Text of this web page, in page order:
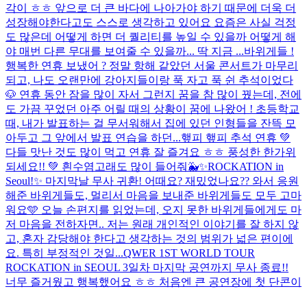
각이 ㅎㅎ 앞으로 더 큰 바다에 나아가야 하기 때문에 더욱 더
성장해야한다고도 스스로 생각하고 있어요 요즘은 사실 걱정
도 많은데 어떻게 하면 더 퀄리티를 높일 수 있을까 어떻게 해
야 매번 다른 무대를 보여줄 수 있을까... 딱 지금 ...바위게들 !
행복한 연휴 보냈어 ? 정말 항해 같았던 서울 콘서트가 마무리
되고, 나도 오랜만에 강아지들이랑 푹 자고 푹 쉰 추석이었다
🐶 연휴 동안 잠을 많이 자서 그런지 꿈을 참 많이 꿨는데, 전에
도 가끔 꾸었던 아주 어릴 때의 상황이 꿈에 나왔어 ! 초등학교
때, 내가 발표하는 걸 무서워해서 집에 있던 인형들을 잔뜩 모
아두고 그 앞에서 발표 연습을 하던...햎피 햎피 추석 연휴 💚
다들 맛난 것도 많이 먹고 연휴 잘 즐겨요 ㅎㅎ 풍성한 한가위
되세요!! 💚 흰수염고래도 많이 들어줘🐳✨ROCKATION in
Seoul!✨ 마지막날 무사 귀환! 어때요? 재밌었나요?? 와서 응원
해준 바위게들도, 멀리서 마음을 보내준 바위게들도 모두 고마
워요🩵 오늘 손편지를 읽었는데, 오지 못한 바위게들에게도 마
저 마음을 전하자면.. 저는 원래 개인적인 이야기를 잘 하지 않
고, 혼자 감당해야 한다고 생각하는 것의 범위가 넓은 편이에
요. 특히 부정적인 것일...QWER 1ST WORLD TOUR
ROCKATION in SEOUL 3일차 마지막 공연까지 무사 종료!!
너무 즐거웠고 행복했어요 ㅎㅎ 처음엔 큰 공연장에 첫 단콘이